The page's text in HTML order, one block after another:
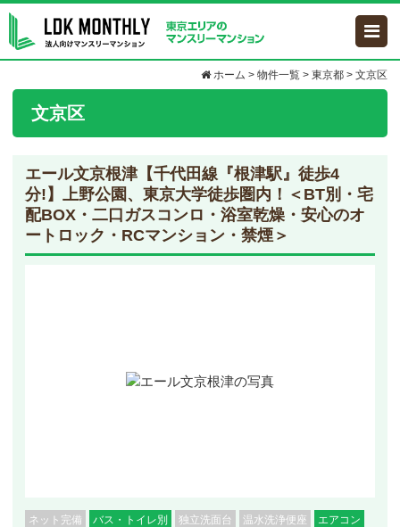
ホーム > 物件一覧 > 東京都 > 文京区
文京区
エール文京根津【千代田線『根津駅』徒歩4
分!】上野公園、東京大学徒歩圏内！＜BT別・宅
配BOX・二口ガスコンロ・浴室乾燥・安心のオ
ートロック・RCマンション・禁煙＞
ネット完備 バス・トイレ別 独立洗面台 温水洗浄便座
エアコン